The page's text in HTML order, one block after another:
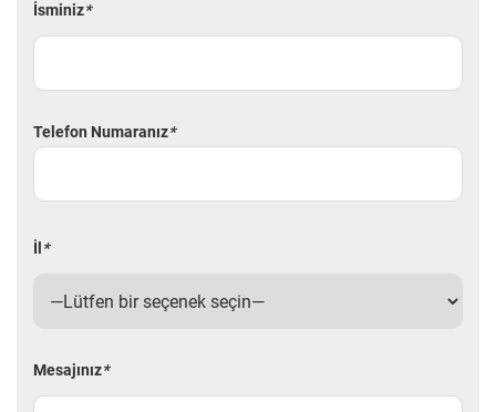
İsminiz*
Telefon Numaranız*
İl *
Mesajınız*